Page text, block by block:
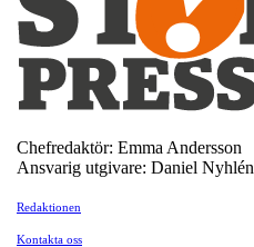
Chefredaktör: Emma Andersson
Ansvarig utgivare: Daniel Nyhlén
Redaktionen
Kontakta oss